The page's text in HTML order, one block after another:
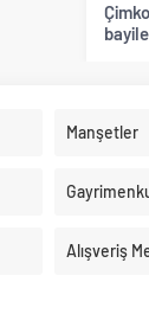
Manşetler
Alışveriş